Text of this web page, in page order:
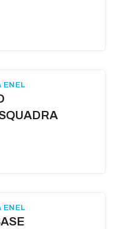
ENEL
ENEL